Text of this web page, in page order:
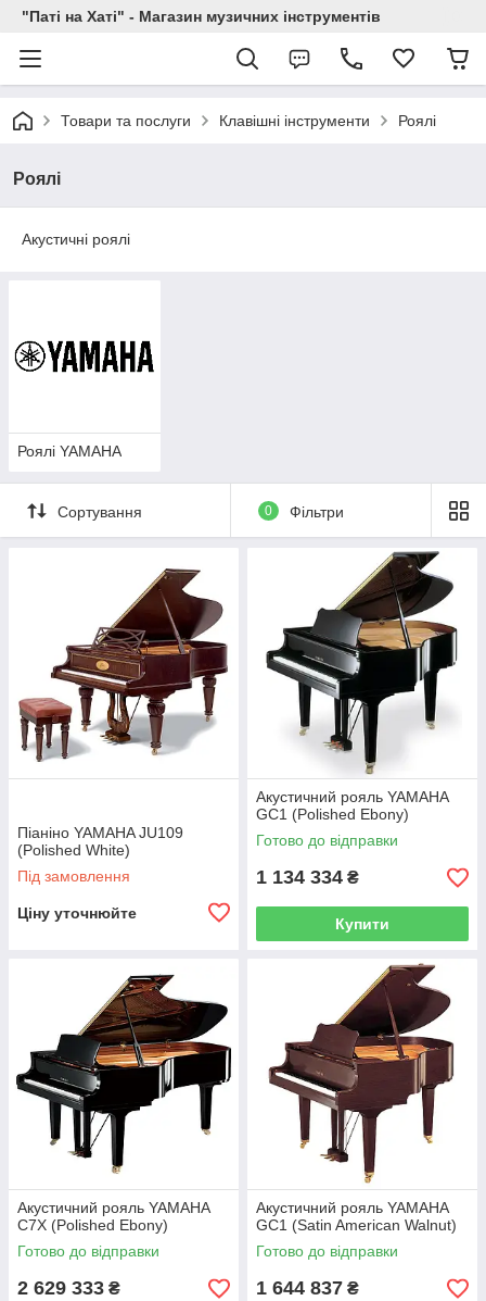
"Паті на Хаті" - Магазин музичних інструментів
Товари та послуги Клавішні інструменти Роялі
Роялі
Акустичні роялі
Роялі YAMAHA
Сортування 0 Фільтри
Піаніно YAMAHA JU109
(Polished White)
Під замовлення
Ціну уточнюйте
Акустичний рояль YAMAHA
GC1 (Polished Ebony)
Готово до відправки
1 134 334 ₴
Купити
Акустичний рояль YAMAHA
C7X (Polished Ebony)
Готово до відправки
2 629 333 ₴
Акустичний рояль YAMAHA
GC1 (Satin American Walnut)
Готово до відправки
1 644 837 ₴